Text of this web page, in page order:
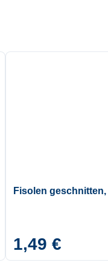
Fisolen geschnitten,
1,49 €